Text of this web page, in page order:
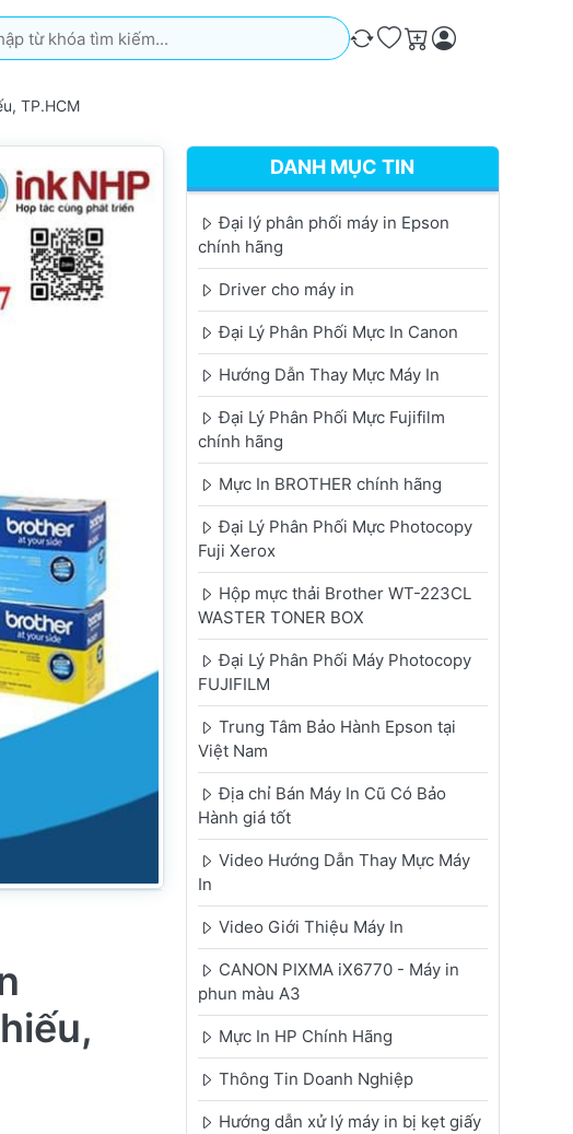
khóa tìm kiếm. Kết quả sẽ tự động xuất hiện khi bạn nhập. Nhấn phím
So sánh
Ưa thích
Giỏ hàng
TP.HCM
DANH MỤC TIN
Đại lý phân phối máy in Epson
chính hãng
Driver cho máy in
Đại Lý Phân Phối Mực In Canon
Hướng Dẫn Thay Mực Máy In
Đại Lý Phân Phối Mực Fujifilm
chính hãng
Mực In BROTHER chính hãng
Đại Lý Phân Phối Mực Photocopy
Fuji Xerox
Hộp mực thải Brother WT-223CL
WASTER TONER BOX
Đại Lý Phân Phối Máy Photocopy
FUJIFILM
Trung Tâm Bảo Hành Epson tại
Việt Nam
Địa chỉ Bán Máy In Cũ Có Bảo
Hành giá tốt
Video Hướng Dẫn Thay Mực Máy
In
Video Giới Thiệu Máy In
CANON PIXMA iX6770 - Máy in
phun màu A3
Mực In HP Chính Hãng
Thông Tin Doanh Nghiệp
Hướng dẫn xử lý máy in bị kẹt giấy